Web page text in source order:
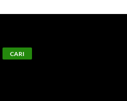
CARI